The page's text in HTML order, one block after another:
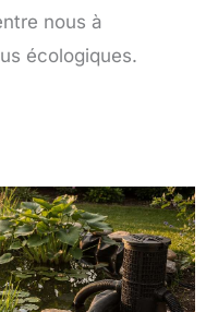
nous à
écologiques.